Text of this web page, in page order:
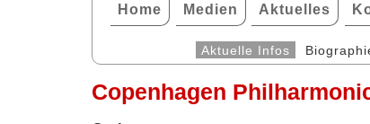
Home Medien Aktuelles
Aktuelle Infos
Copenhagen